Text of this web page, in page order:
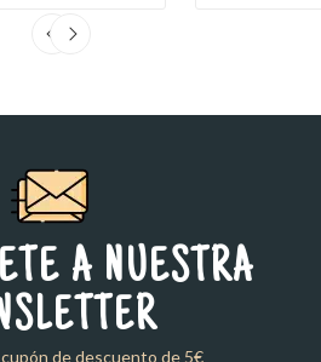
A NUESTRA
de descuento de 5€